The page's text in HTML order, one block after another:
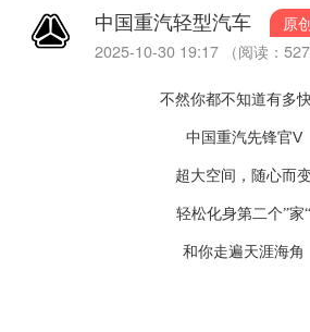
中国重汽轻型汽车
原
2025-10-30 19:17 （阅读：
不然你都不知道有多
中国重汽先锋官V
超大空间，随心而
轻松化身第二个”家“
和你走遍天涯海角